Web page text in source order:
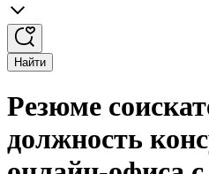
Найти
Резюме
должность